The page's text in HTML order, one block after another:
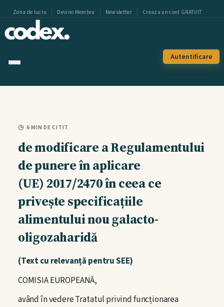
Zona de lucru Devino Membru Newsletter Creaza un cont GRATUIT
Noutati
Podcast
Noutați & Blog
Alerte & Incidente
Index HACCP 2026
Cum utilizez Codex.ro
Totul despre HACCP/SMSA
Autentificare
6 MIN DE CITIT
de modificare a Regulamentului
de punere în aplicare
(UE) 2017/2470 în ceea ce
privește specificațiile
alimentului nou galacto-
oligozaharidă
(Text cu relevanță pentru SEE)
COMISIA EUROPEANĂ,
având în vedere Tratatul privind funcționarea